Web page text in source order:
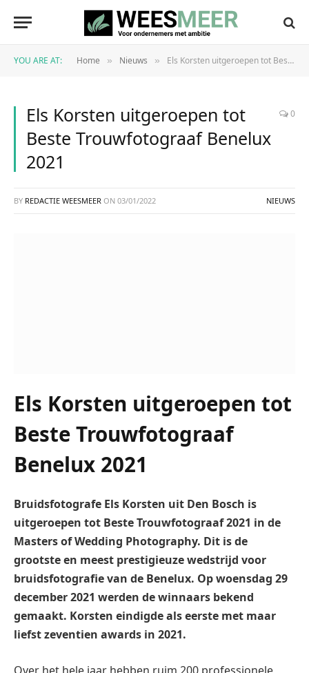
YOU ARE AT: Home » Nieuws » Els Korsten uitgeroepen tot Beste Trouwfotograaf Benelux 2021
Els Korsten uitgeroepen tot
Beste Trouwfotograaf Benelux
2021
0
BY REDACTIE WEESMEER ON 03/01/2022 NIEUWS
Els Korsten uitgeroepen tot
Beste Trouwfotograaf
Benelux 2021
Bruidsfotografe Els Korsten uit Den Bosch is
uitgeroepen tot Beste Trouwfotograaf 2021 in de
Masters of Wedding Photography. Dit is de
grootste en meest prestigieuze wedstrijd voor
bruidsfotografie van de Benelux. Op woensdag 29
december 2021 werden de winnaars bekend
gemaakt. Korsten eindigde als eerste met maar
liefst zeventien awards in 2021.